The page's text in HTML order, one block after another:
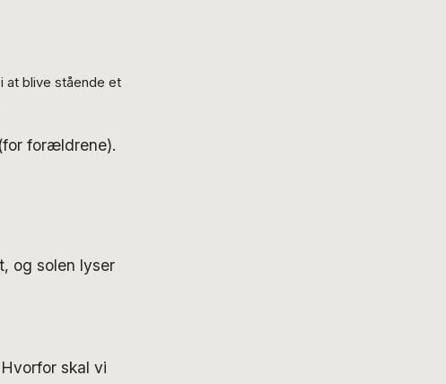
at blive stående et
forældrene).
og solen lyser
skal vi